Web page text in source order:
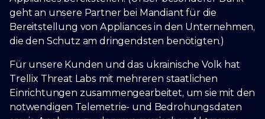
geht an unsere Partner bei Mandiant für die
Bereitstellung von Appliances in den Unternehmen,
die den Schutz am dringendsten benötigten.)
Für unsere Kunden und das ukrainische Volk hat
Trellix Threat Labs mit mehreren staatlichen
Einrichtungen zusammengearbeitet, um sie mit den
notwendigen Telemetrie- und Bedrohungsdaten